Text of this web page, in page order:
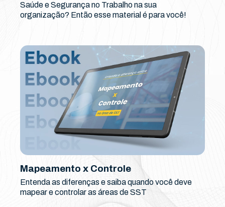
Saúde e Segurança no Trabalho na sua
organização? Então esse material é para você!
Mapeamento x Controle
Entenda as diferenças e saiba quando você deve
mapear e controlar as áreas de SST